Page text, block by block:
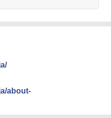
about-